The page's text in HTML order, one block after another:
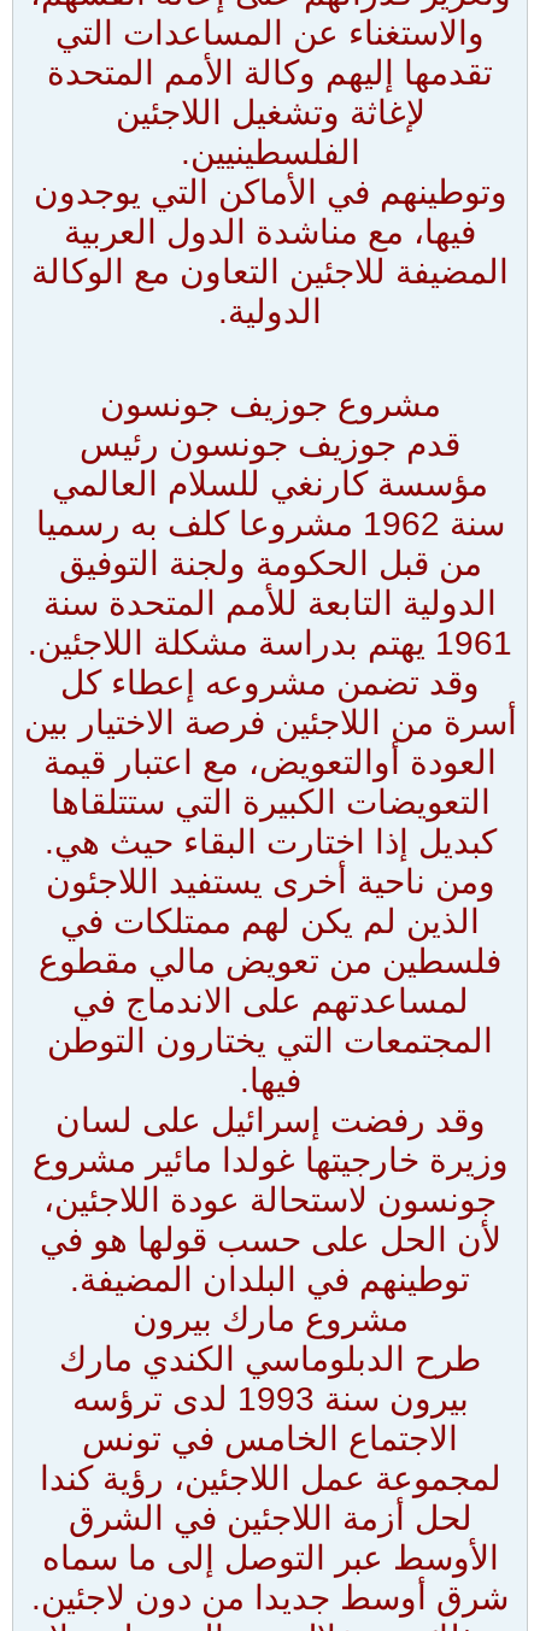
والاستغناء عن المساعدات التي
تقدمها إليهم وكالة الأمم المتحدة
لإغاثة وتشغيل اللاجئين
الفلسطينيين.
وتوطينهم في الأماكن التي يوجدون
فيها، مع مناشدة الدول العربية
المضيفة للاجئين التعاون مع الوكالة
الدولية.
مشروع جوزيف جونسون
قدم جوزيف جونسون رئيس
مؤسسة كارنغي للسلام العالمي
سنة 1962 مشروعا كلف به رسميا
من قبل الحكومة ولجنة التوفيق
الدولية التابعة للأمم المتحدة سنة
1961 يهتم بدراسة مشكلة اللاجئين.
وقد تضمن مشروعه إعطاء كل
أسرة من اللاجئين فرصة الاختيار بين
العودة أوالتعويض، مع اعتبار قيمة
التعويضات الكبيرة التي ستتلقاها
كبديل إذا اختارت البقاء حيث هي.
ومن ناحية أخرى يستفيد اللاجئون
الذين لم يكن لهم ممتلكات في
فلسطين من تعويض مالي مقطوع
لمساعدتهم على الاندماج في
المجتمعات التي يختارون التوطن
فيها.
وقد رفضت إسرائيل على لسان
وزيرة خارجيتها غولدا مائير مشروع
جونسون لاستحالة عودة اللاجئين،
لأن الحل على حسب قولها هو في
توطينهم في البلدان المضيفة.
مشروع مارك بيرون
طرح الدبلوماسي الكندي مارك
بيرون سنة 1993 لدى ترؤسه
الاجتماع الخامس في تونس
لمجموعة عمل اللاجئين، رؤية كندا
لحل أزمة اللاجئين في الشرق
الأوسط عبر التوصل إلى ما سماه
شرق أوسط جديدا من دون لاجئين.